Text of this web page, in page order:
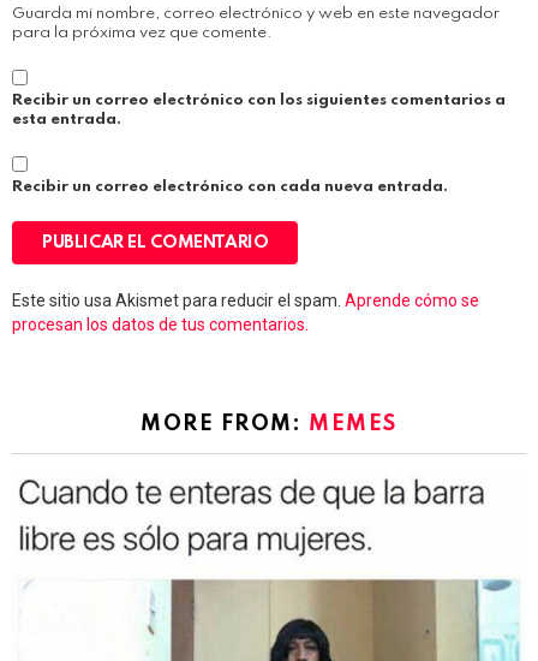
Guarda mi nombre, correo electrónico y web en este navegador
para la próxima vez que comente.
Recibir un correo electrónico con los siguientes comentarios a
esta entrada.
Recibir un correo electrónico con cada nueva entrada.
Este sitio usa Akismet para reducir el spam. Aprende cómo se
procesan los datos de tus comentarios.
MORE FROM: MEMES